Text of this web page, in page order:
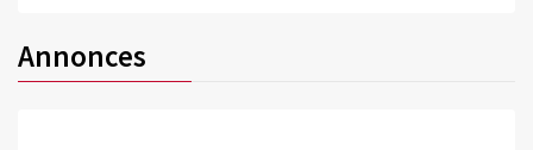
Annonces